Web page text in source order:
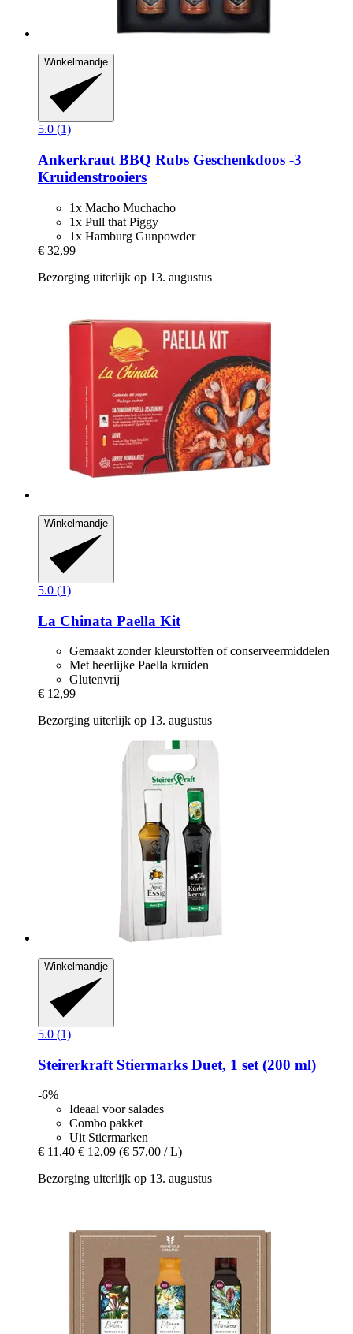
Winkelmandje
5.0 (1)
Ankerkraut BBQ Rubs Geschenkdoos -​3
Kruidenstrooiers
1x Macho Muchacho
1x Pull that Piggy
1x Hamburg Gunpowder
€ 32,99
Bezorging uiterlijk op 13. augustus
Winkelmandje
5.0 (1)
La Chinata Paella Kit
Gemaakt zonder kleurstoffen of conserveermiddelen
Met heerlijke Paella kruiden
Glutenvrij
€ 12,99
Bezorging uiterlijk op 13. augustus
Winkelmandje
5.0 (1)
Steirerkraft Stiermarks Duet, 1 set (200 ml)
-6%
Ideaal voor salades
Combo pakket
Uit Stiermarken
€ 11,40 € 12,09 (€ 57,00 / L)
Bezorging uiterlijk op 13. augustus